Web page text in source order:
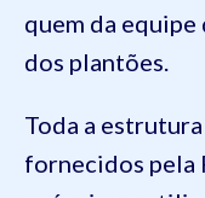
quem da
dos plantões.
Toda a
fornecidos pela